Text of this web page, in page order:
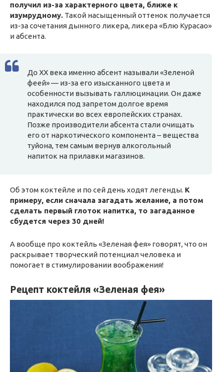
получил из-за характерного цвета, ближе к
изумрудному. Такой насыщенный оттенок получается
из-за сочетания дынного ликера, ликера «Блю Курасао»
и абсента.
До ХХ века именно абсент называли «Зеленой
феей» — из-за его изысканного цвета и
особенности вызывать галлюцинации. Он даже
находился под запретом долгое время
практически во всех европейских странах.
Позже производители абсента стали очищать
его от наркотического компонента – вещества
туйона, тем самым вернув алкогольный
напиток на прилавки магазинов.
Об этом коктейле и по сей день ходят легенды. К
примеру, если сначала загадать желание, а потом
сделать первый глоток напитка, то загаданное
сбудется через 30 дней!
А вообще про коктейль «Зеленая фея» говорят, что он
раскрывает творческий потенциал человека и
помогает в стимулировании воображения!
Рецепт коктейля «Зеленая фея»